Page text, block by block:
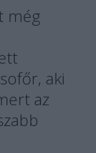
még
aki
az